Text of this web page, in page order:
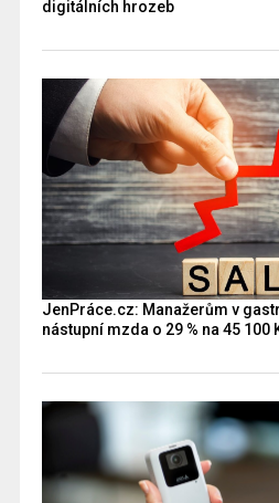
digitálních hrozeb
JenPráce.cz: Manažerům v
nástupní mzda o 29 % na 45 100